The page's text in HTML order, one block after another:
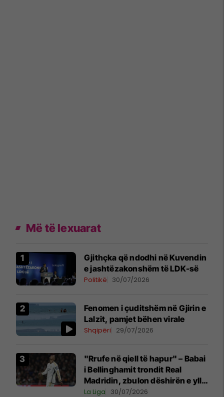
Më të lexuarat
Gjithçka që ndodhi në Kuvendin
e jashtëzakonshëm të LDK-së
Politikë 30/07/2026
Fenomen i çuditshëm në Gjirin e
Lalzit, pamjet bëhen virale
Shqipëri 29/07/2026
"Rrufe në qiell të hapur" – Babai
i Bellinghamit trondit Real
Madridin, zbulon dëshirën e yllit
anglez për largim
La Liga 30/07/2026